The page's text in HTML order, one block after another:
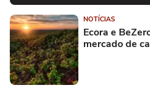
NOTÍCIAS
Ecora e
mercado de